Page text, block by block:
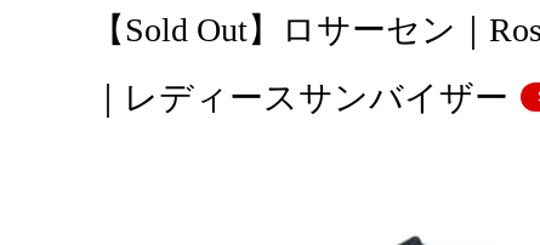
【Sold Out】ロサーセン｜
｜レディースサンバイザー